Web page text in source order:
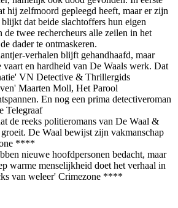
hij zelfmoord gepleegd heeft, maar er zijn
dat beide slachtoffers hun eigen
de twee rechercheurs alle zeilen in het
dader te ontmaskeren.
verhalen blijft gehandhaafd, maar
en hardheid van De Waals werk. Dat
VN Detective & Thrillergids
Maarten Moll, Het Parool
En nog een prima detectiveroman
Telegraaf
de reeks politieromans van De Waal &
De Waal bewijst zijn vakmanschap
****
nieuwe hoofdpersonen bedacht, maar
warme menselijkheid doet het verhaal in
van weleer' Crimezone ****